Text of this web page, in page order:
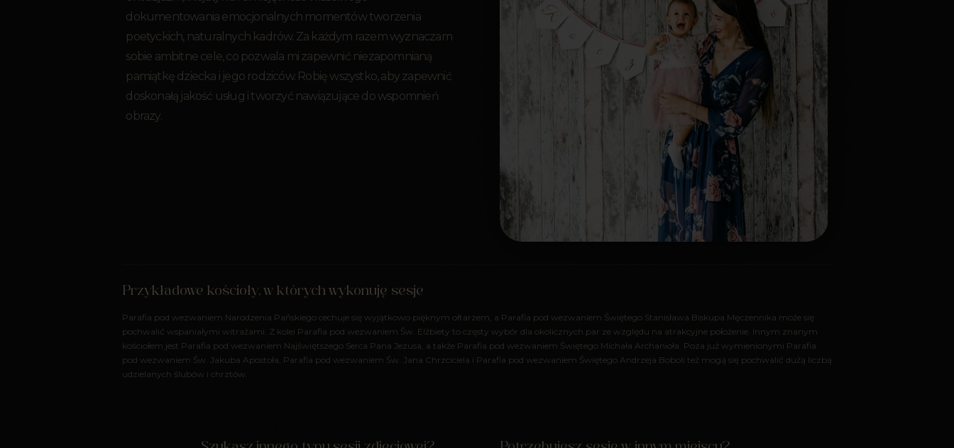
dokumentowania emocjonalnych momentów tworzenia
poetyckich, naturalnych kadrów. Za każdym razem wyznaczam
sobie ambitne cele, co pozwala mi zapewnić niezapomnianą
pamiątkę dziecka i jego rodziców. Robię wszystko, aby zapewnić
doskonałą jakość usług i tworzyć nawiązujące do wspomnień
obrazy.
Przykładowe kościoły, w których wykonuję sesje
Parafia pod wezwaniem Narodzenia Pańskiego cechuje się wyjątkowo pięknym ołtarzem, a Parafia pod wezwaniem Świętego Stanisława Biskupa Męczennika może się
pochwalić wspaniałymi witrażami. Z kolei Parafia pod wezwaniem Św. Elżbiety to częsty wybór dla okolicznych par ze względu na atrakcyjne położenie. Innym znanym
kościołem jest Parafia pod wezwaniem Najświętszego Serca Pana Jezusa, a także Parafia pod wezwaniem Świętego Michała Archanioła. Poza już wymienionymi Parafia
pod wezwaniem Św. Jakuba Apostoła, Parafia pod wezwaniem Św. Jana Chrzciciela i Parafia pod wezwaniem Świętego Andrzeja Boboli też mogą się pochwalić dużą liczbą
udzielanych ślubów i chrztów.